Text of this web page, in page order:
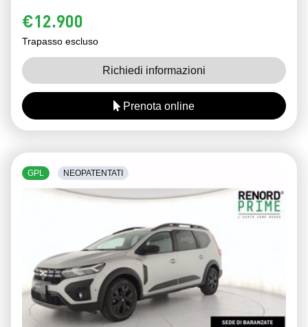
€12.900
Trapasso escluso
Richiedi informazioni
Prenota online
GPL NEOPATENTATI